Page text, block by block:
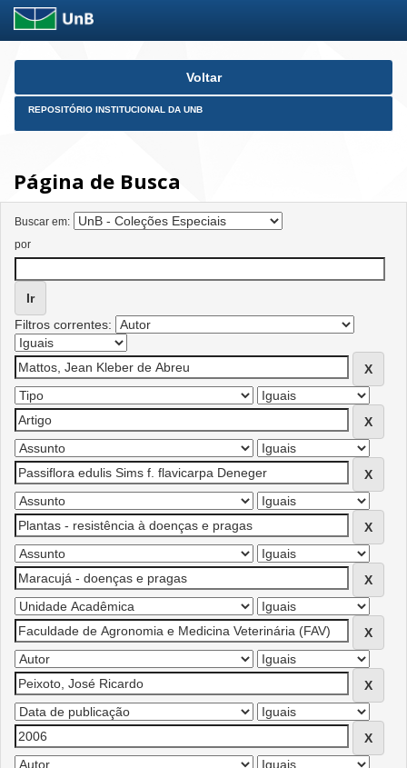
Skip
Voltar
REPOSITÓRIO INSTITUCIONAL DA UNB
Página de Busca
Buscar em:
por
Filtros correntes: